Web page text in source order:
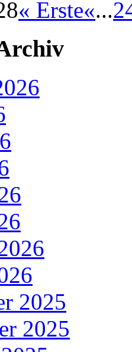
« Erste«...2
2025
2025